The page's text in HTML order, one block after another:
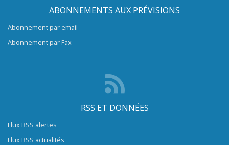
ABONNEMENTS AUX PRÉVISIONS
Abonnement par email
Abonnement par Fax
RSS ET DONNÉES
Flux RSS alertes
Flux RSS actualités